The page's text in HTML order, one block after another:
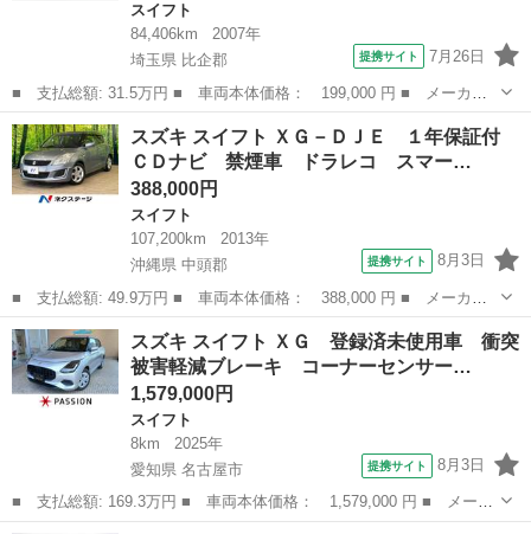
スイフト
84,406km
2007年
埼玉県 比企郡
提携サイト 7月26日
■ 支払総額: 31.5万円 ■ 車両本体価格： 199,000 円 ■ メーカー
名： スズキ ■ 車種名： スイフト ■ グレード名： １．２Ｘ
Ｇ パワーウインドウ 衝突安全ボディ 盗難防止システム パワス
テ ＡＢＳ イ...
埼玉 比企郡 スイフト
スズキ スイフト ＸＧ－ＤＪＥ １年保証付
ＣＤナビ 禁煙車 ドラレコ スマー…
388,000円
スイフト
107,200km
2013年
沖縄県 中頭郡
提携サイト 8月3日
■ 支払総額: 49.9万円 ■ 車両本体価格： 388,000 円 ■ メーカー
名： スズキ ■ 車種名： スイフト ■ グレード名： ＸＧ－ＤＪ
Ｅ １年保証付 ＣＤナビ 禁煙車 ドラレコ スマートキー ビル
トインＥＴＣ...
沖縄 中頭郡 スイフト
スズキ スイフト ＸＧ 登録済未使用車 衝突
被害軽減ブレーキ コーナーセンサー…
1,579,000円
スイフト
8km
2025年
愛知県 名古屋市
提携サイト 8月3日
■ 支払総額: 169.3万円 ■ 車両本体価格： 1,579,000 円 ■ メーカ
ー名： スズキ ■ 車種名： スイフト ■ グレード名： ＸＧ 登